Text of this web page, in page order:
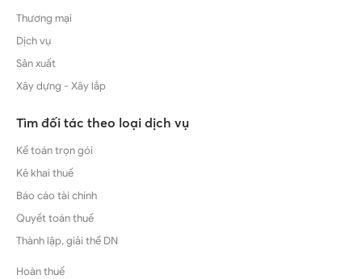
Thương mại
Dịch vụ
Sản xuất
Xây dựng - Xây lắp
Tìm đối tác theo loại dịch vụ
Kế toán trọn gói
Kê khai thuế
Báo cáo tài chính
Quyết toán thuế
Thành lập, giải thể DN
Hoàn thuế